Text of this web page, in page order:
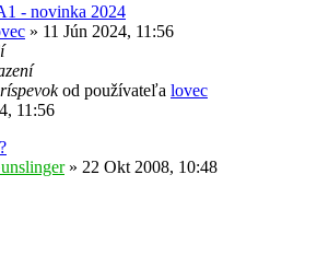
- novinka 2024
» 11 Jún 2024, 11:56
od používateľa lovec
11:56
» 22 Okt 2008, 10:48